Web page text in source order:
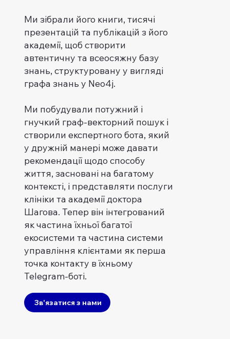
Ми зібрали його книги, тисячі
презентацій та публікацій з його
академії, щоб створити
автентичну та всеосяжну базу
знань, структуровану у вигляді
графа знань у Neo4j.
Ми побудували потужний і
гнучкий граф-векторний пошук і
створили експертного бота, який
у дружній манері може давати
рекомендації щодо способу
життя, засновані на багатому
контексті, і представляти послуги
клініки та академії доктора
Шагова. Тепер він інтегрований
як частина їхньої багатої
екосистеми та частина системи
управління клієнтами як перша
точка контакту в їхньому
Telegram-боті.
Зв'язатися з нами